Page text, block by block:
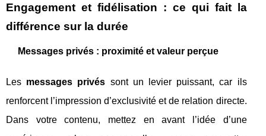
Engagement et fidélisation : ce qui fait la
différence sur la durée
Messages privés : proximité et valeur perçue
Les messages privés sont un levier puissant, car ils
renforcent l’impression d’exclusivité et de relation directe.
Dans votre contenu, mettez en avant l’idée d’une